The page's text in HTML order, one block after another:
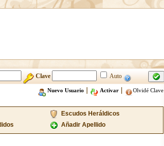
Clave Auto
Nuevo Usuario | Activar| Olvidé Clave
Escudos Heráldicos
Añadir Apellido